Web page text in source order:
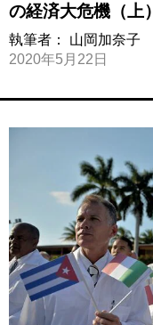
の経済大危機（上）
執筆者： 山岡加奈子
2020年5月22日